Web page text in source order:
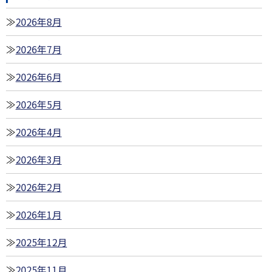
2026年8月
2026年7月
2026年6月
2026年5月
2026年4月
2026年3月
2026年2月
2026年1月
2025年12月